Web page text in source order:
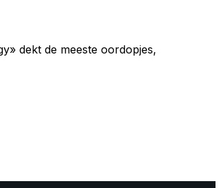
dekt de meeste oordopjes,